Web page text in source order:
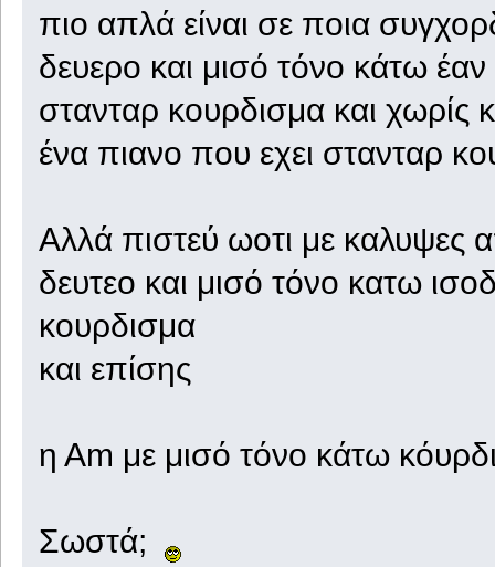
πιο απλά είναι σε ποια
δευερο και μισό τόνο κάτω
στανταρ κουρδισμα και
ένα πιανο που εχει στανταρ
Αλλά πιστεύ ωοτι με
δευτεο και μισό τόνο κατω
κουρδισμα
και επίσης
η Αm με μισό τόνο κάτω
Σωστά;